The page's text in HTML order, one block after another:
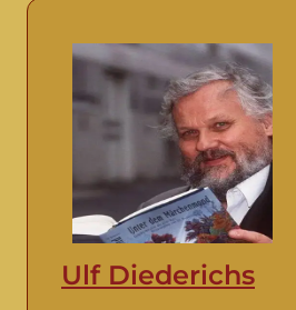
Ulf Diederichs